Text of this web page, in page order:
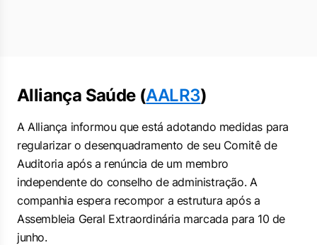
Alliança Saúde (AALR3)
A Alliança informou que está adotando medidas para
regularizar o desenquadramento de seu Comitê de
Auditoria após a renúncia de um membro
independente do conselho de administração. A
companhia espera recompor a estrutura após a
Assembleia Geral Extraordinária marcada para 10 de
junho.